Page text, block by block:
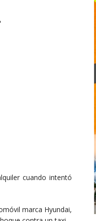
cuando intentó
marca Hyundai,